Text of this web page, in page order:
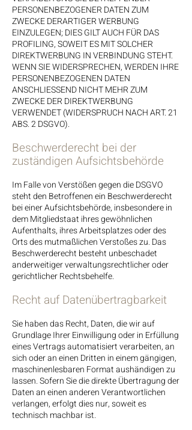
PERSONENBEZOGENER DATEN ZUM
ZWECKE DERARTIGER WERBUNG
EINZULEGEN; DIES GILT AUCH FÜR DAS
PROFILING, SOWEIT ES MIT SOLCHER
DIREKTWERBUNG IN VERBINDUNG STEHT.
WENN SIE WIDERSPRECHEN, WERDEN IHRE
PERSONENBEZOGENEN DATEN
ANSCHLIESSEND NICHT MEHR ZUM
ZWECKE DER DIREKTWERBUNG
VERWENDET (WIDERSPRUCH NACH ART. 21
ABS. 2 DSGVO).
Beschwerde­recht bei der
zuständigen Aufsichts­behörde
Im Falle von Verstößen gegen die DSGVO
steht den Betroffenen ein Beschwerderecht
bei einer Aufsichtsbehörde, insbesondere in
dem Mitgliedstaat ihres gewöhnlichen
Aufenthalts, ihres Arbeitsplatzes oder des
Orts des mutmaßlichen Verstoßes zu. Das
Beschwerderecht besteht unbeschadet
anderweitiger verwaltungsrechtlicher oder
gerichtlicher Rechtsbehelfe.
Recht auf Daten­übertrag­barkeit
Sie haben das Recht, Daten, die wir auf
Grundlage Ihrer Einwilligung oder in Erfüllung
eines Vertrags automatisiert verarbeiten, an
sich oder an einen Dritten in einem gängigen,
maschinenlesbaren Format aushändigen zu
lassen. Sofern Sie die direkte Übertragung der
Daten an einen anderen Verantwortlichen
verlangen, erfolgt dies nur, soweit es
technisch machbar ist.